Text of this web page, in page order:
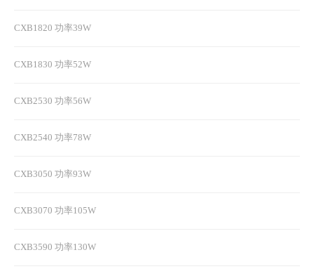
CXB1820 功率39W
CXB1830 功率52W
CXB2530 功率56W
CXB2540 功率78W
CXB3050 功率93W
CXB3070 功率105W
CXB3590 功率130W